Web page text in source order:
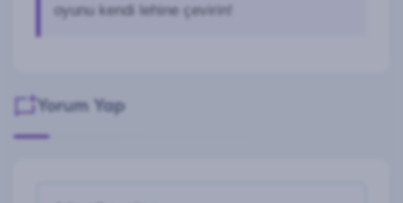
oyunu kendi lehine çevirin!
Yorum Yap